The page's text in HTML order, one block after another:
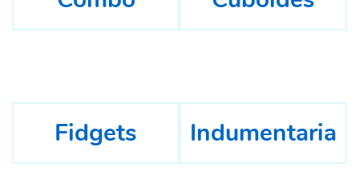
Fidgets Indumentaria